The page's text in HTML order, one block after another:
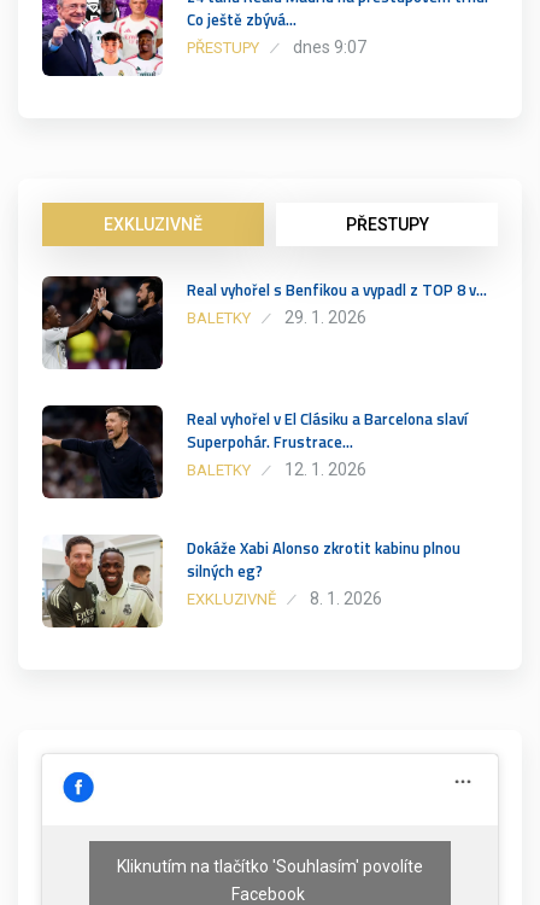
Co ještě zbývá…
PŘESTUPY dnes 9:07
EXKLUZIVNĚ PŘESTUPY
Real vyhořel s Benfikou a vypadl z TOP 8 v…
BALETKY 29. 1. 2026
Real vyhořel v El Clásiku a Barcelona slaví
Superpohár. Frustrace…
BALETKY 12. 1. 2026
Dokáže Xabi Alonso zkrotit kabinu plnou
silných eg?
EXKLUZIVNĚ 8. 1. 2026
Kliknutím na tlačítko 'Souhlasím' povolíte
Facebook